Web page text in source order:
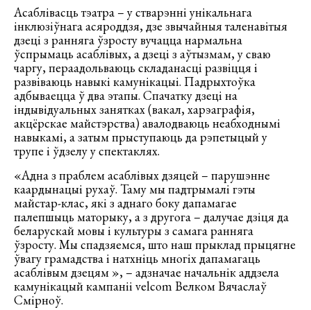
Асаблівасць тэатра – у стварэнні унікальнага
інклюзіўнага асяроддзя, дзе звычайныя таленавітыя
дзеці з ранняга ўзросту вучацца нармальна
ўспрымаць асаблівых, а дзеці з аўтызмам, у сваю
чаргу, пераадольваюць складанасці развіцця і
развіваюць навыкі камунікацыі. Падрыхтоўка
адбываецца ў два этапы. Спачатку дзеці на
індывідуальных занятках (вакал, харэаграфія,
акцёрскае майстэрства) авалодваюць неабходнымі
навыкамі, а затым прыступаюць да рэпетыцый у
трупе і ўдзелу у спектаклях.
«Адна з праблем асаблівых дзяцей – парушэнне
каардынацыі рухаў. Таму мы падтрымалі гэты
майстар-клас, які з аднаго боку дапамагае
палепшыць маторыку, а з другога – далучае дзіця да
беларускай мовы і культуры з самага ранняга
ўзросту. Мы спадзяемся, што наш прыклад прыцягне
ўвагу грамадства і натхніць многіх дапамагаць
асаблівым дзецям », – адзначае начальнік аддзела
камунікацый кампаніі velcom Велком Вячаслаў
Смірноў.